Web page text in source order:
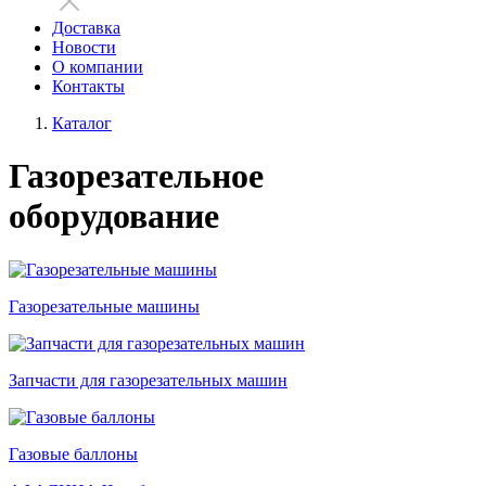
Доставка
Новости
О компании
Контакты
Каталог
Газорезательное
оборудование
Газорезательные машины
Запчасти для газорезательных машин
Газовые баллоны